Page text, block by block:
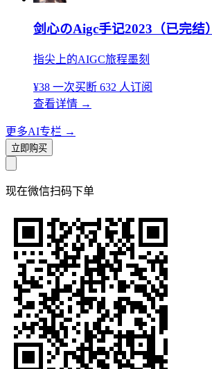
剑心のAigc手记2023（已完结）
指尖上的AIGC旅程墨刻
¥38 一次买断 632 人订阅
查看详情 →
更多AI专栏 →
立即购买
现在微信扫码下单